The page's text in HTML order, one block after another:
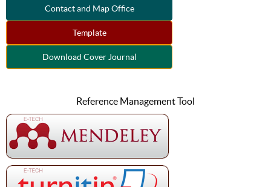
Contact and Map Office
Template
Download Cover Journal
Reference Management Tool